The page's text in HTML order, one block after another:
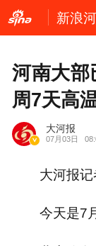
新浪
河南大部
周7天高
大河报
07月03日
大河报
今天是7